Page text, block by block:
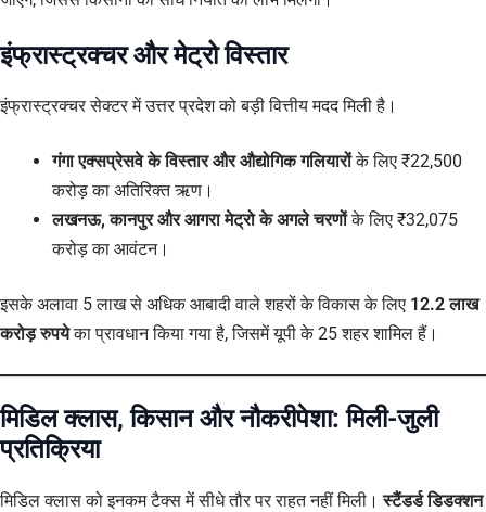
इंफ्रास्ट्रक्चर और मेट्रो विस्तार
इंफ्रास्ट्रक्चर सेक्टर में उत्तर प्रदेश को बड़ी वित्तीय मदद मिली है।
गंगा एक्सप्रेसवे के विस्तार और औद्योगिक गलियारोंके लिए ₹22,500
करोड़ का अतिरिक्त ऋण।
लखनऊ, कानपुर और आगरा मेट्रो के अगले चरणोंके लिए ₹32,075
करोड़ का आवंटन।
इसके अलावा 5 लाख से अधिक आबादी वाले शहरों के विकास के लिए 12.2 लाख
करोड़ रुपयेका प्रावधान किया गया है, जिसमें यूपी के 25 शहर शामिल हैं।
मिडिल क्लास, किसान और नौकरीपेशा: मिली-जुली
प्रतिक्रिया
मिडिल क्लास को इनकम टैक्स में सीधे तौर पर राहत नहीं मिली।स्टैंडर्ड डिडक्शन